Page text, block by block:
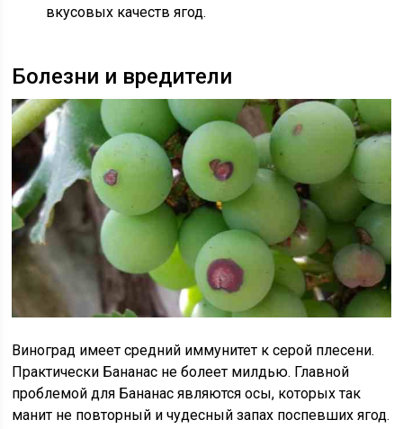
вкусовых качеств ягод.
Болезни и вредители
Виноград имеет средний иммунитет к серой плесени.
Практически Бананас не болеет милдью. Главной
проблемой для Бананас являются осы, которых так
манит не повторный и чудесный запах поспевших ягод.